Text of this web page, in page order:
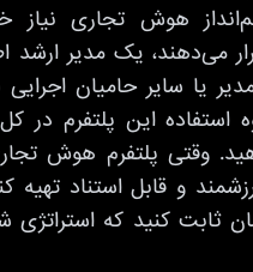
هوش تجاری نیاز
می‌دهند، یک مدیر ارشد
یا سایر حامیان اجرایی
استفاده این پلتفرم در
وقتی پلتفرم هوش
و قابل استناد تهیه
ثابت کنید که استراتژی